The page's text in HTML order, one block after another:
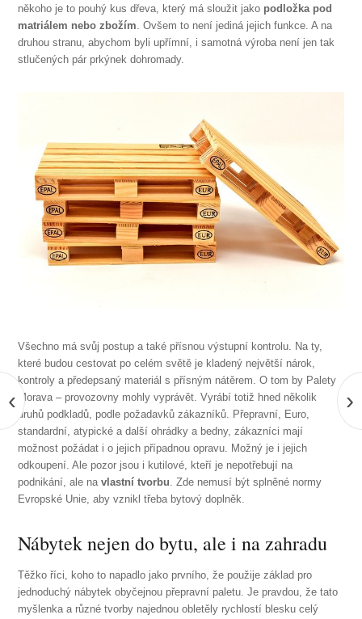
někoho je to pouhý kus dřeva, který má sloužit jako podložka pod
matriálem nebo zbožím. Ovšem to není jediná jejich funkce. A na
druhou stranu, abychom byli upřímní, i samotná výroba není jen tak
stlučených pár prkýnek dohromady.
Všechno má svůj postup a také přísnou výstupní kontrolu. Na ty,
které budou cestovat po celém světě je kladený největší nárok,
kontroly a předepsaný materiál s přísným nátěrem. O tom by Palety
Morava – provozovny mohly vyprávět. Vyrábí totiž hned několik
druhů podkladů, podle požadavků zákazníků. Přepravní, Euro,
standardní, atypické a další ohrádky a bedny, zákazníci mají
možnost požádat i o jejich případnou opravu. Možný je i jejich
odkoupení. Ale pozor jsou i kutilové, kteří je nepotřebují na
podnikání, ale navlastní tvorbu. Zde nemusí být splněné normy
Evropské Unie, aby vznikl třeba bytový doplněk.
Nábytek nejen do bytu, ale i na zahradu
Těžko říci, koho to napadlo jako prvního, že použije základ pro
jednoduchý nábytek obyčejnou přepravní paletu. Je pravdou, že tato
myšlenka a různé tvorby najednou obletěly rychlostí blesku celý
‹ ›